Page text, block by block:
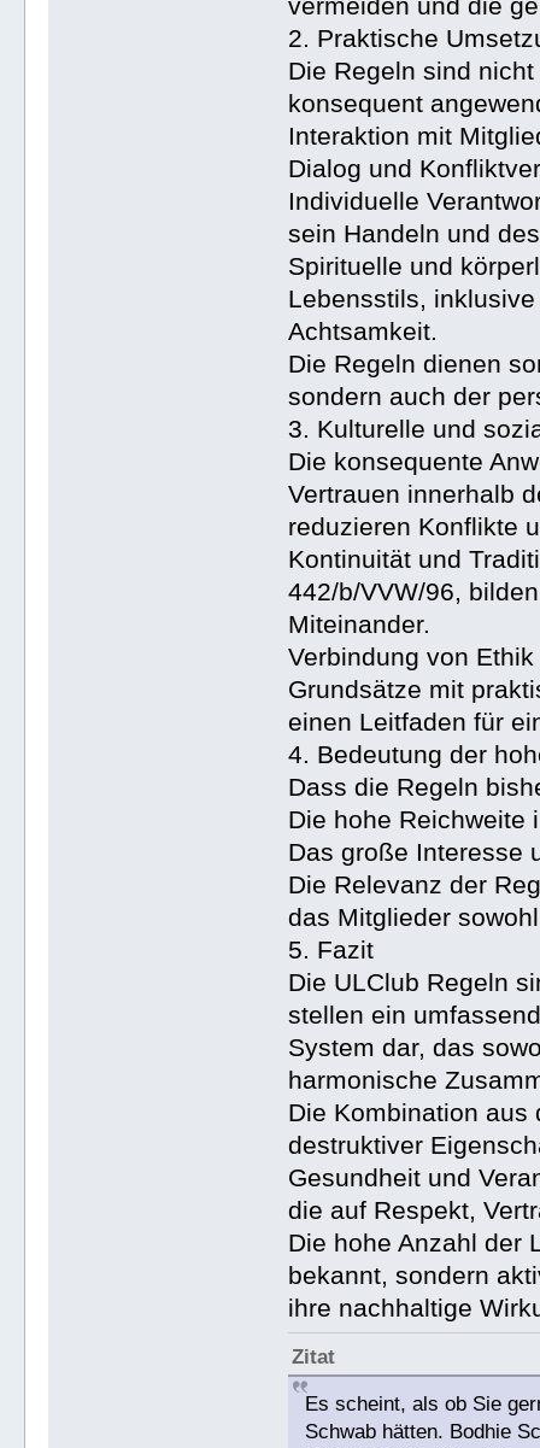
vermeiden und die
2. Praktische
Die Regeln sind
konsequent
Interaktion mit
Dialog und
Individuelle
sein Handeln und
Spirituelle und
Lebensstils,
Achtsamkeit.
Die Regeln dienen
sondern auch der
3. Kulturelle und
Die konsequente
Vertrauen innerhalb
reduzieren Konflikte
Kontinuität und
442/b/VVW/96,
Miteinander.
Verbindung von
Grundsätze mit
einen Leitfaden für
4. Bedeutung der
Dass die Regeln
Die hohe Reichweite
Das große Interesse
Die Relevanz der
das Mitglieder
5. Fazit
Die ULClub Regeln
stellen ein
System dar, das
harmonische
Die Kombination aus
destruktiver
Gesundheit und
die auf Respekt,
Die hohe Anzahl der
bekannt, sondern
ihre nachhaltige
Zitat
Es scheint, als ob Sie
Schwab hätten. Bodhie